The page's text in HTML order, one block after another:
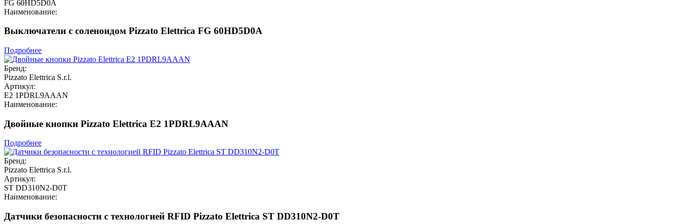
FG 60HD5D0A
Наименование:
Выключатели с соленоидом Pizzato Elettrica FG 60HD5D0A
Подробнее
Бренд:
Pizzato Elettrica S.r.l.
Артикул:
E2 1PDRL9AAAN
Наименование:
Двойные кнопки Pizzato Elettrica E2 1PDRL9AAAN
Подробнее
Бренд:
Pizzato Elettrica S.r.l.
Артикул:
ST DD310N2-D0T
Наименование:
Датчики безопасности с технологией RFID Pizzato Elettrica ST DD310N2-D0T